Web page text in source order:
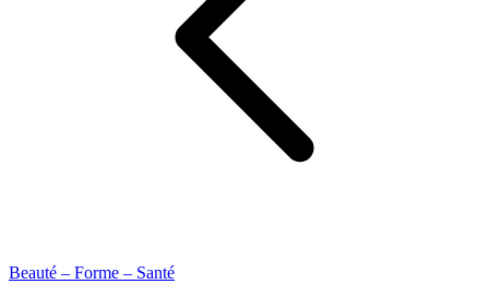
Beauté – Forme – Santé